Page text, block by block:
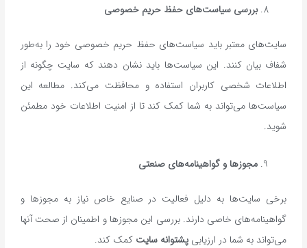
بررسی سیاست‌های حفظ حریم خصوصی
سایت‌های معتبر باید سیاست‌های حفظ حریم خصوصی خود را به‌طور
شفاف بیان کنند. این سیاست‌ها باید نشان دهند که سایت چگونه از
اطلاعات شخصی کاربران استفاده و محافظت می‌کند. مطالعه این
سیاست‌ها می‌تواند به شما کمک کند تا از امنیت اطلاعات خود مطمئن
شوید.
مجوزها و گواهینامه‌های صنعتی
برخی سایت‌ها به دلیل فعالیت در صنایع خاص نیاز به مجوزها و
گواهینامه‌های خاصی دارند. بررسی این مجوزها و اطمینان از صحت آنها
می‌تواند به شما در ارزیابی پشتوانه سایت کمک کند.